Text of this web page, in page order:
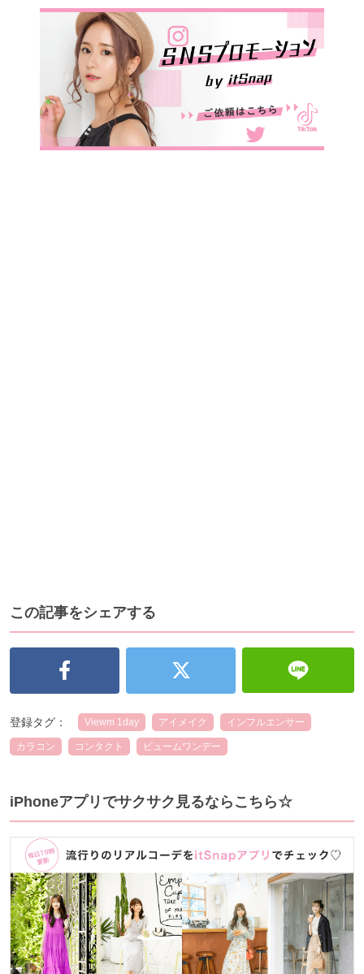
この記事をシェアする
登録タグ： Viewm 1day アイメイク インフルエンサー
カラコン コンタクト ビュームワンデー
iPhoneアプリでサクサク見るならこちら☆